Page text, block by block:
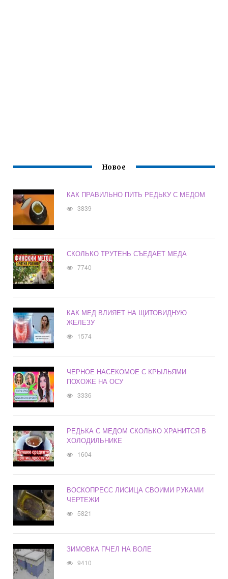
Новое
КАК ПРАВИЛЬНО ПИТЬ РЕДЬКУ С МЕДОМ
3839
СКОЛЬКО ТРУТЕНЬ СЪЕДАЕТ МЕДА
7740
КАК МЕД ВЛИЯЕТ НА ЩИТОВИДНУЮ
ЖЕЛЕЗУ
1574
ЧЕРНОЕ НАСЕКОМОЕ С КРЫЛЬЯМИ
ПОХОЖЕ НА ОСУ
3336
РЕДЬКА С МЕДОМ СКОЛЬКО ХРАНИТСЯ В
ХОЛОДИЛЬНИКЕ
1604
ВОСКОПРЕСС ЛИСИЦА СВОИМИ РУКАМИ
ЧЕРТЕЖИ
5821
ЗИМОВКА ПЧЕЛ НА ВОЛЕ
9410